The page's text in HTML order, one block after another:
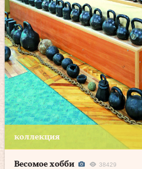
коллекция
Весомое хобби 38429